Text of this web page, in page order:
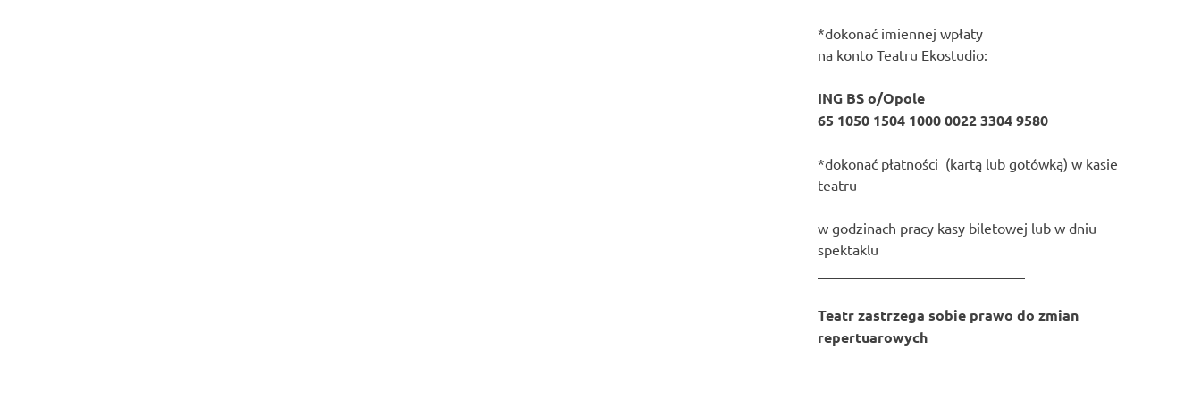
*dokonać imiennej wpłaty
na konto Teatru Ekostudio:
ING BS o/Opole
65 1050 1504 1000 0022 3304 9580
*dokonać płatności (kartą lub gotówką) w kasie
teatru-
w godzinach pracy kasy biletowej lub w dniu
spektaklu
Teatr zastrzega sobie prawo do zmian
repertuarowych